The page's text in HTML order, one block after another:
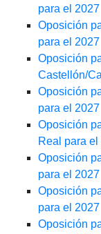
para el 2027
Oposición
para el 2027
Oposición
Castellón/
Oposición
para el 2027
Oposición
Real para el
Oposición
para el 2027
Oposición
para el 2027
Oposición